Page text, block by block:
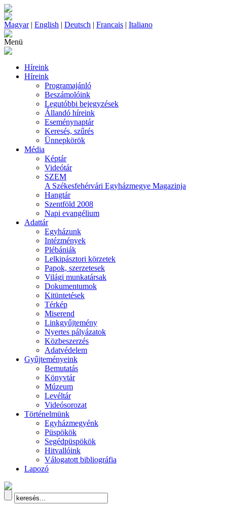
Magyar| English | Deutsch | Francais | Italiano
Menü
Híreink
Híreink
Programajánló
Beszámolóink
Legutóbbi bejegyzések
Állandó híreink
Eseménynaptár
Keresés, szűrés
Ünnepkörök
Média
Képtár
Videótár
SZEM
A Székesfehérvári Egyházmegye Magazinja
Hangtár
Szentföld 2008
Napi evangélium
Adattár
Egyházunk
Intézmények
Plébániák
Lelkipásztori körzetek
Papok, szerzetesek
Világi munkatársak
Dokumentumok
Kitüntetések
Térkép
Miserend
Linkgyűjtemény
Nyertes pályázatok
Közbeszerzés
Adatvédelem
Gyűjteményeink
Bemutatás
Könyvtár
Múzeum
Levéltár
Videósorozat
Történelmünk
Egyházmegyénk
Püspökök
Segédpüspökök
Hitvallóink
Válogatott bibliográfia
Lapozó